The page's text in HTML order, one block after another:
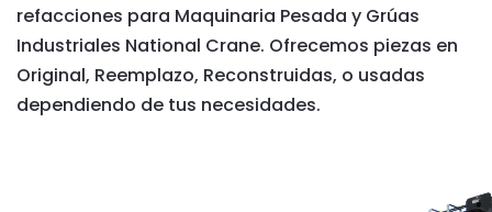
refacciones para Maquinaria Pesada y Grúas
Industriales National Crane. Ofrecemos piezas en
Original, Reemplazo, Reconstruidas, o usadas
dependiendo de tus necesidades.